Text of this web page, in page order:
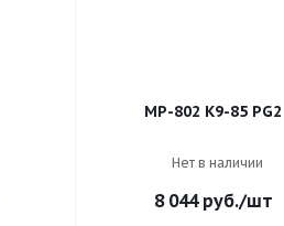
MP-802 K9-85 PG2
Нет в наличии
8 044руб./шт